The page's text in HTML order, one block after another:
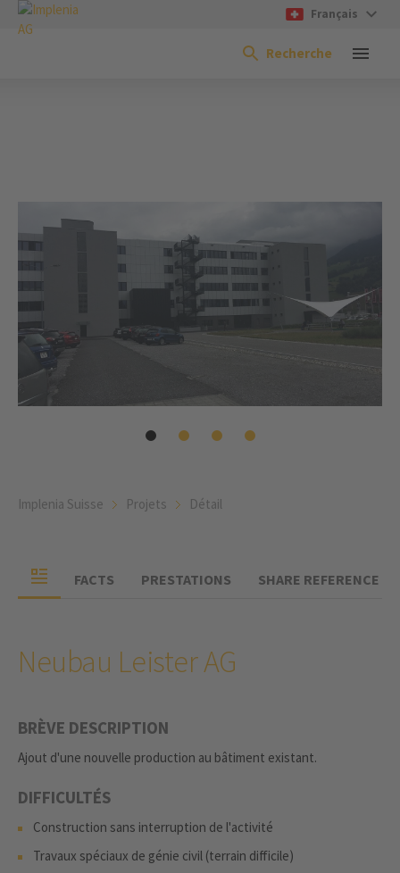
Français
Recherche
Implenia Suisse Projets Détail
FACTS PRESTATIONS SHARE REFERENCE
Neubau Leister AG
BRÈVE DESCRIPTION
Ajout d'une nouvelle production au bâtiment existant.
DIFFICULTÉS
Construction sans interruption de l'activité
Travaux spéciaux de génie civil (terrain difficile)